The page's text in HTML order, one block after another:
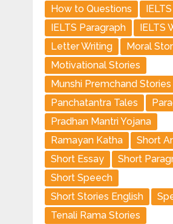
How to Questions
IELTS Paragraph
IELTS
Letter Writing
Moral
Motivational Stories
Munshi Premchand Stories
Panchatantra Tales
Pradhan Mantri Yojana
Ramayan Katha
Short
Short Essay
Short
Short Speech
Short Stories English
Tenali Rama Stories